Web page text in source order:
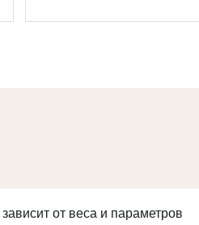
от веса и параметров